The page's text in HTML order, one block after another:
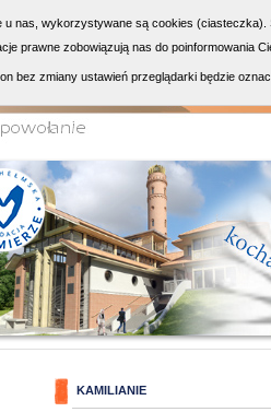
KAMILIANIE
nas, wykorzystywane są cookies (ciasteczka).
prawne zobowiązują nas do poinformowania
bez zmiany ustawień przeglądarki będzie